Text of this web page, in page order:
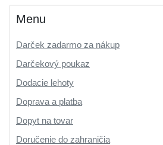
Menu
Darček zadarmo za nákup
Darčekový poukaz
Dodacie lehoty
Doprava a platba
Dopyt na tovar
Doručenie do zahraničia